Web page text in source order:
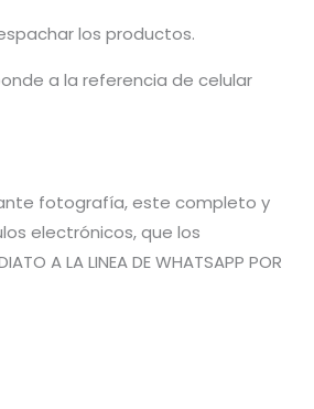
los productos.
a la referencia de celular
fotografía, este completo y
electrónicos, que los
A LA LINEA DE WHATSAPP POR